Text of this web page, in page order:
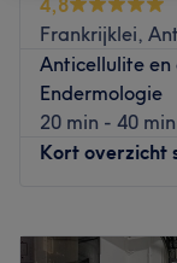
Frankrijklei,
Anticellulite
Endermologie
20 min - 40 min
Kort overzicht
Dinsdag